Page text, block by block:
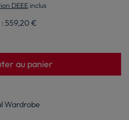
de la remise a été
le plus proche et est
de vente que nous
DEEE inclus
559,20 €
au panier
Wardrobe